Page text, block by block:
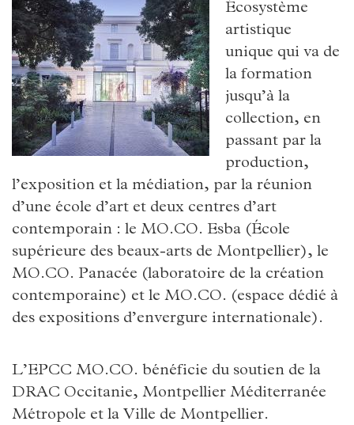
Écosystème
artistique
unique qui va de
la formation
jusqu’à la
collection, en
passant par la
production,
l’exposition et la médiation, par la réunion
d’une école d’art et deux centres d’art
contemporain : le MO.CO. Esba (École
supérieure des beaux-arts de Montpellier), le
MO.CO. Panacée (laboratoire de la création
contemporaine) et le MO.CO. (espace dédié à
des expositions d’envergure internationale).
L’EPCC MO.CO. bénéficie du soutien de la
DRAC Occitanie, Montpellier Méditerranée
Métropole et la Ville de Montpellier.